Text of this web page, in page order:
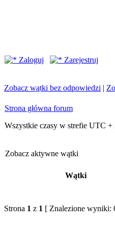
Zaloguj
Zarejestruj
Zobacz wątki bez odpowiedzi |
Strona główna forum
Wszystkie czasy w strefie UTC +
Zobacz aktywne wątki
Wątki
Strona 1 z 1 [ Znalezione wyniki: